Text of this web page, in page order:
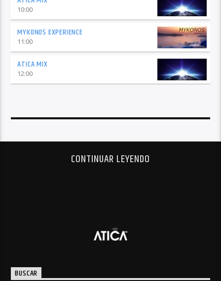
10:00
MYKONOS EXPERIENCE
11:00
ATICA MIX
12:00
CONTINUAR LEYENDO
BUSCAR